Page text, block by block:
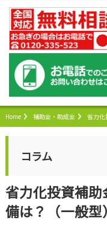
Home 補助金・助成金 省力化
コラム
省力化投資補
備は？（一般型）